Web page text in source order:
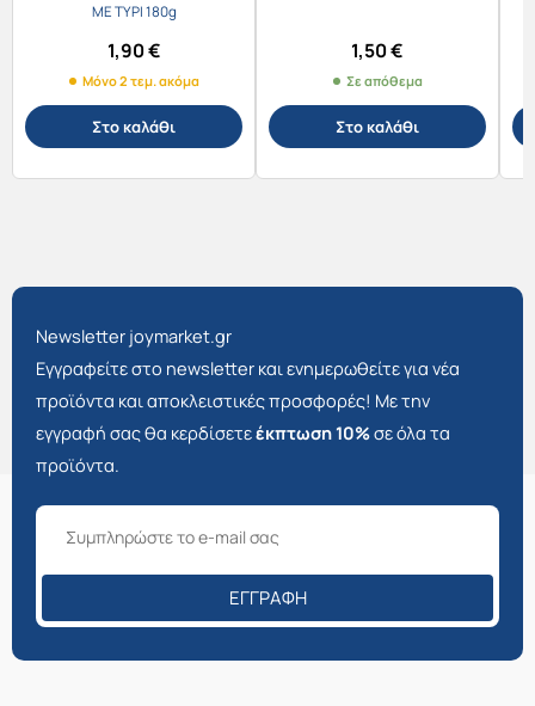
ΜΕ ΤΥΡΙ 180g
1,90€
Μόνο 2 τεμ. ακόμα
Στο καλάθι
1,50€
Σε απόθεμα
Στο καλάθι
Newsletter joymarket.gr
Εγγραφείτε στο newsletter και ενημερωθείτε για νέα
προϊόντα και αποκλειστικές προσφορές! Με την
εγγραφή σας θα κερδίσετεέκπτωση 10%σε όλα τα
προϊόντα.
ΕΓΓΡΑΦΉ